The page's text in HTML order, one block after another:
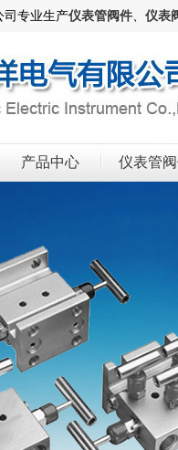
司专业生产仪表管阀件、 仪表
产品中心 仪表管